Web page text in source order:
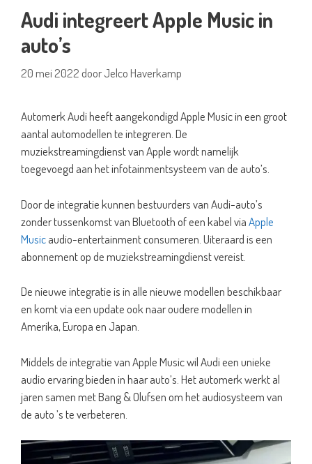
Audi integreert Apple Music in
auto’s
20 mei 2022 doorJelco Haverkamp
Automerk Audi heeft aangekondigd Apple Music in een groot
aantal automodellen te integreren. De
muziekstreamingdienst van Apple wordt namelijk
toegevoegd aan het infotainmentsysteem van de auto’s.
Door de integratie kunnen bestuurders van Audi-auto’s
zonder tussenkomst van Bluetooth of een kabel viaApple
Musicaudio-entertainment consumeren. Uiteraard is een
abonnement op de muziekstreamingdienst vereist.
De nieuwe integratie is in alle nieuwe modellen beschikbaar
en komt via een update ook naar oudere modellen in
Amerika, Europa en Japan.
Middels de integratie van Apple Music wil Audi een unieke
audio ervaring bieden in haar auto’s. Het automerk werkt al
jaren samen met Bang & Olufsen om het audiosysteem van
de auto ’s te verbeteren.